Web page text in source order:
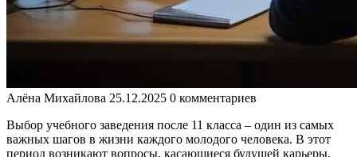
Алёна Михайлова 25.12.2025 0 комментариев
Выбор учебного заведения после 11 класса – один из самых
важных шагов в жизни каждого молодого человека. В этот
период возникают вопросы, касающиеся будущей карьеры,